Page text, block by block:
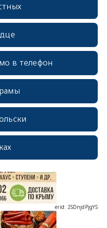
в телефон
erid: 2SDnjcrDNw6
erid: 2SDnjdPjgYS